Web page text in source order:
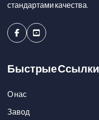
стандартами качества.
FacebookYoutube
Быстрые Ссылки
О нас
Завод